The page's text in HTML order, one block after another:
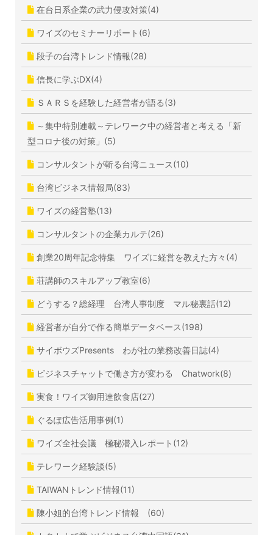
在台日系企業の武力侵攻対策(4)
ワイズのセミナーリポート(6)
段子の台湾トレンド情報(28)
信長に学ぶDX(4)
ＳＡＲＳを経験した経営者が語る(3)
～集中特別連載～テレワーク中の経営者と考える「新
型コロナ後の対策」(5)
コンサルタントが斬る台湾ニュース(10)
台湾ビジネス情報局(83)
ワイズの経営塾(13)
コンサルタントの企業カルテ(26)
創業20周年記念特集 ワイズに経営を教えた方々(4)
荘講師のスキルアップ教室(6)
どうする？総経理 台湾人事制度 マル秘裏話(12)
経営者が自分で作る簡単データベース(198)
サイボウズPresents わが社の業務改善日誌(4)
ビジネスチャットで働き方が変わる Chatwork(8)
実食！ワイズ御用達飲食店(27)
ぐるぽ広告活用事例(1)
ワイズ全社会議 極秘潜入レポート(12)
テレワーク経験談(5)
TAIWANトレンド情報(11)
陳小姐的台湾トレンド情報 (60)